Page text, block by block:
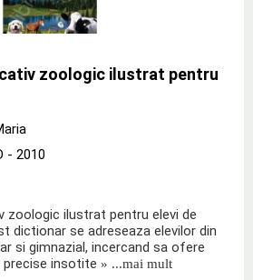
zoologic ilustrat pentru
- 2010
zoologic ilustrat pentru elevi de
dictionar se adreseaza elevilor din
si gimnazial, incercand sa ofere
precise insotite » ...mai mult